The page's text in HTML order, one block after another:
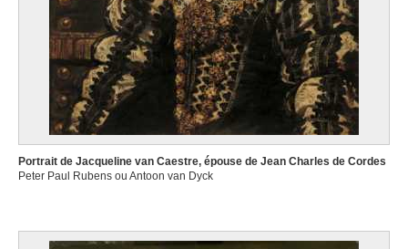
Portrait de Jacqueline van Caestre, épouse de Jean Charles de Cordes
Peter Paul Rubens ou Antoon van Dyck